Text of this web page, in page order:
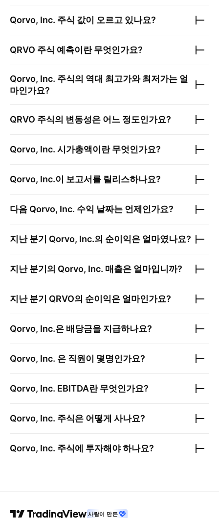
Qorvo, Inc. 주식 값이 오르고 있나요?
QRVO 주식 예측이란 무엇인가요?
Qorvo, Inc. 주식의 역대 최고가와 최저가는 얼
마인가요?
QRVO 주식의 변동성은 어느 정도인가요?
Qorvo, Inc. 시가총액이란 무엇인가요?
Qorvo, Inc.이 보고서를 릴리스하나요?
다음 Qorvo, Inc. 수익 날짜는 언제인가요?
지난 분기 Qorvo, Inc.의 순이익은 얼마였나요?
지난 분기의 Qorvo, Inc. 매출은 얼마입니까?
지난 분기 QRVO의 순이익은 얼마인가요?
Qorvo, Inc.은 배당금을 지급하나요?
Qorvo, Inc. 은 직원이 몇명인가요?
Qorvo, Inc. EBITDA란 무엇인가요?
Qorvo, Inc. 주식은 어떻게 사나요?
Qorvo, Inc. 주식에 투자해야 하나요?
사람이 만든